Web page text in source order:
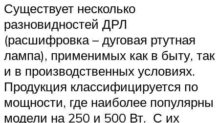
Существует несколько
разновидностей ДРЛ
(расшифровка – дуговая ртутная
лампа), применимых как в быту, так
и в производственных условиях.
Продукция классифицируется по
мощности, где наиболее популярны
модели на 250 и 500 Вт. С их